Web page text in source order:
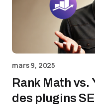
mars 9, 2025
Rank Math vs.
des plugins